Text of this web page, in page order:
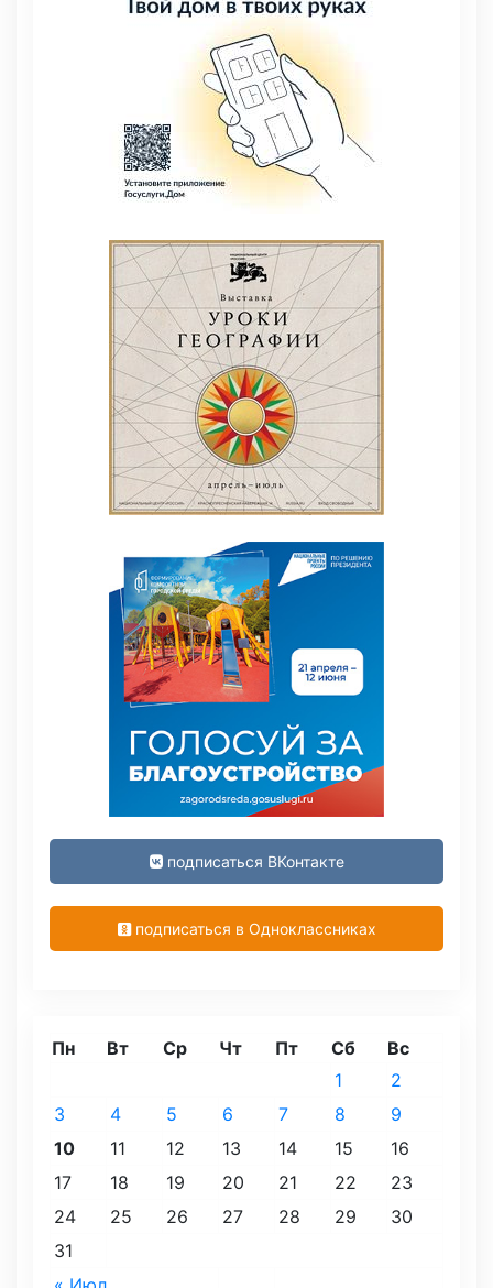
подписаться ВКонтакте
подписаться в Одноклассниках
Пн Вт Ср Чт Пт Сб Вс
1
2
3
4 5 6 7 8
9
10
11 12 13 14 15
16
17
18 19 20 21 22
23
24
25 26 27 28 29
30
31